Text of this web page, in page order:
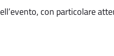
con particolare